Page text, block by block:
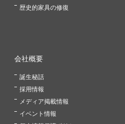
歴史的家具の修復
会社概要
誕生秘話
採用情報
メディア掲載情報
イベント情報